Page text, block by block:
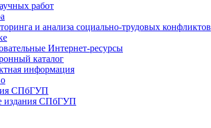
работ
и анализа социально-трудовых конфликтов
Интернет-ресурсы
каталог
информация
СПбГУП
издания СПбГУП